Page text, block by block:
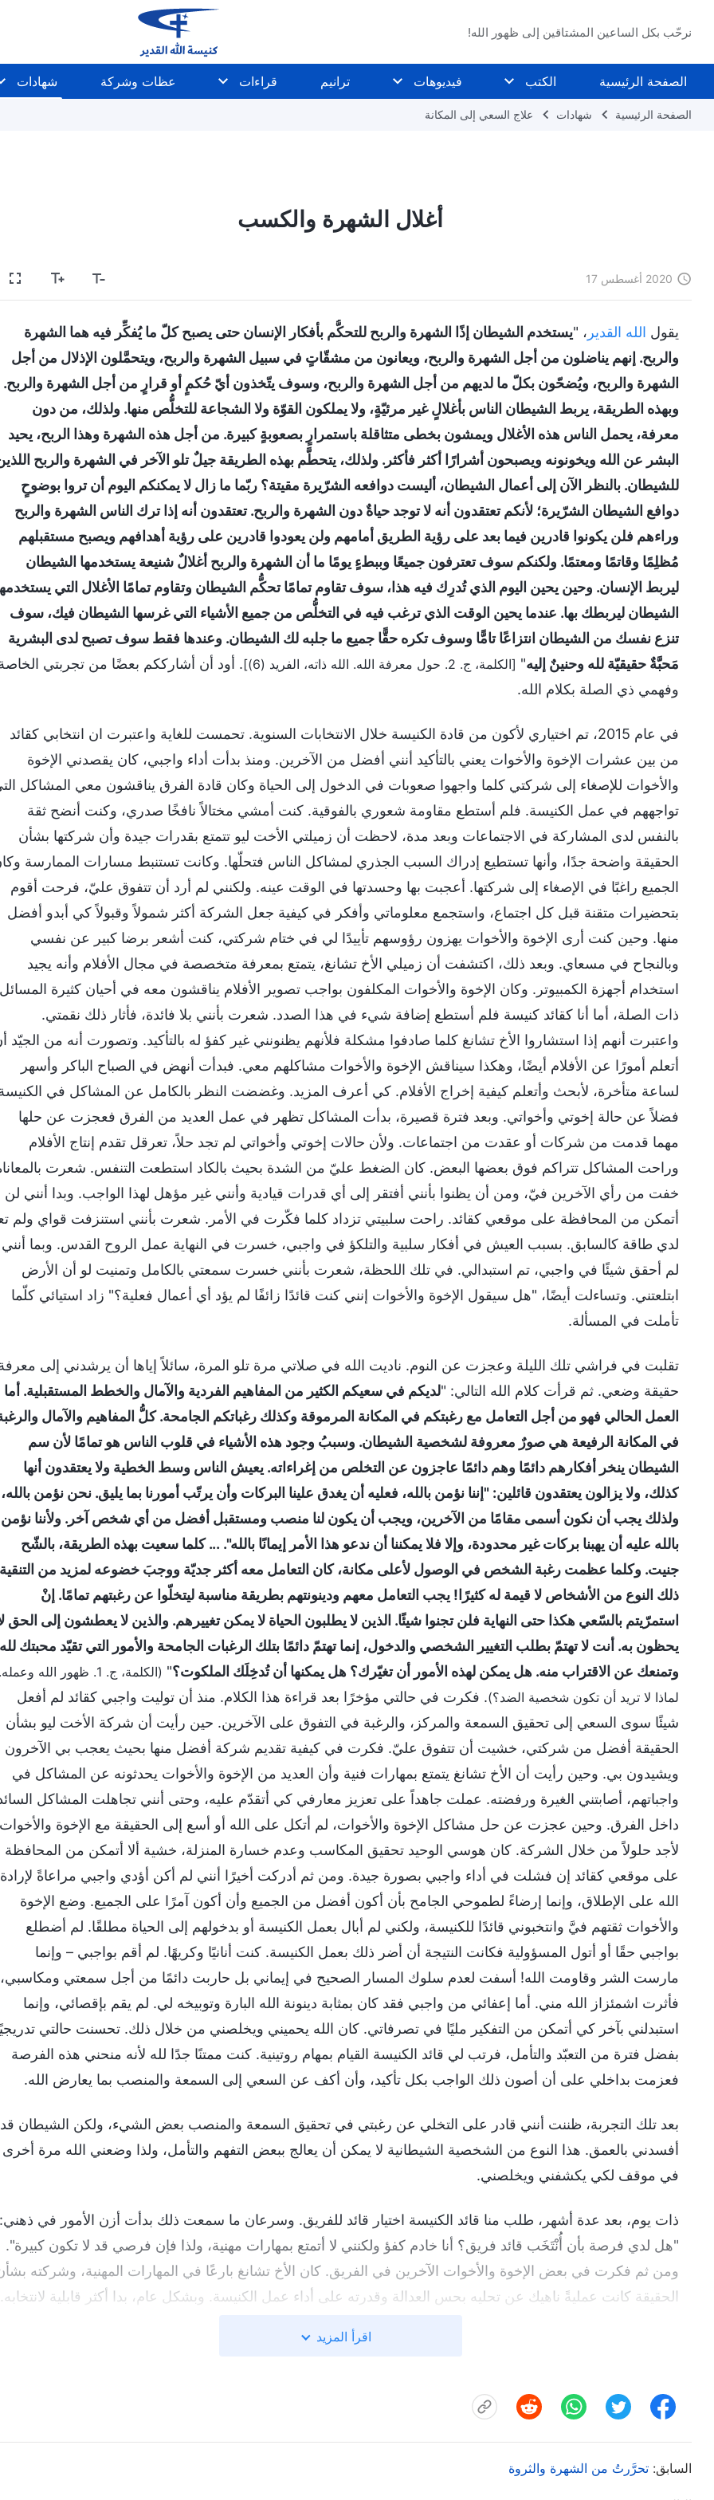
نرحّب بكل الساعين المشتاقين إلى ظهور الله!
الصفحة الرئيسية الكتب فيديوهات ترانيم قراءات عظات وشركة شهادات
الصفحة الرئيسية شهادات علاج السعي إلى المكانة
أغلال الشهرة والكسب
2020 أغسطس 17
يقول الله القدير ، "يستخدم الشيطان إذًا الشهرة والربح للتحكُّم بأفكار الإنسان حتى يصبح كلّ ما يُفكِّر فيه هما الشهرة
والربح. إنهم يناضلون من أجل الشهرة والربح، ويعانون من مشقّاتٍ في سبيل الشهرة والربح، ويتحمَّلون الإذلال من أجل
الشهرة والربح، ويُضحّون بكلّ ما لديهم من أجل الشهرة والربح، وسوف يتّخذون أيّ حُكمٍ أو قرارٍ من أجل الشهرة والربح.
وبهذه الطريقة، يربط الشيطان الناس بأغلالٍ غير مرئيّةٍ، ولا يملكون القوّة ولا الشجاعة للتخلُّص منها. ولذلك، من دون
معرفة، يحمل الناس هذه الأغلال ويمشون بخطى متثاقلة باستمرارٍ بصعوبةٍ كبيرة. من أجل هذه الشهرة وهذا الربح، يحيد
البشر عن الله ويخونونه ويصبحون أشرارًا أكثر فأكثر. ولذلك، يتحطَّم بهذه الطريقة جيلٌ تلو الآخر في الشهرة والربح
للشيطان. بالنظر الآن إلى أعمال الشيطان، أليست دوافعه الشرّيرة مقيتة؟ ربّما ما زال لا يمكنكم اليوم أن تروا بوضوحٍ
دوافع الشيطان الشرّيرة؛ لأنكم تعتقدون أنه لا توجد حياةٌ دون الشهرة والربح. تعتقدون أنه إذا ترك الناس الشهرة والربح
وراءهم فلن يكونوا قادرين فيما بعد على رؤية الطريق أمامهم ولن يعودوا قادرين على رؤية أهدافهم ويصبح مستقبلهم
مُظلِمًا وقاتمًا ومعتمًا. ولكنكم سوف تعترفون جميعًا وببطءٍ يومًا ما أن الشهرة والربح أغلالٌ شنيعة يستخدمها الشيطان
ليربط الإنسان. وحين يحين اليوم الذي تُدرِك فيه هذا، سوف تقاوم تمامًا تحكُّم الشيطان وتقاوم تمامًا الأغلال التي
الشيطان ليربطك بها. عندما يحين الوقت الذي ترغب فيه في التخلُّص من جميع الأشياء التي غرسها الشيطان فيك، سوف
تنزع نفسك من الشيطان انتزاعًا تامًّا وسوف تكره حقًّا جميع ما جلبه لك الشيطان. وعندها فقط سوف تصبح لدى البشرية
مَحبَّةٌ حقيقيّة لله وحنينٌ إليه" [الكلمة، ج. 2. حول معرفة الله. الله ذاته، الفريد (6)]
. أود أن أشارككم بعضًا من تجربتي
وفهمي ذي الصلة بكلام الله.
في عام 2015، تم اختياري لأكون من قادة الكنيسة خلال الانتخابات السنوية. تحمست للغاية واعتبرت ان انتخابي كقائد
من بين عشرات الإخوة والأخوات يعني بالتأكيد أنني أفضل من الآخرين. ومنذ بدأت أداء واجبي، كان يقصدني الإخوة
والأخوات للإصغاء إلى شركتي كلما واجهوا صعوبات في الدخول إلى الحياة وكان قادة الفرق يناقشون معي المشاكل
تواجههم في عمل الكنيسة. فلم أستطع مقاومة شعوري بالفوقية. كنت أمشي مختالاً نافخًا صدري، وكنت أنضح ثقة
بالنفس لدى المشاركة في الاجتماعات وبعد مدة، لاحظت أن زميلتي الأخت ليو تتمتع بقدرات جيدة وأن شركتها بشأن
الحقيقة واضحة جدًا، وأنها تستطيع إدراك السبب الجذري لمشاكل الناس فتحلّها. وكانت تستنبط مسارات الممارسة
الجميع راغبًا في الإصغاء إلى شركتها. أعجبت بها وحسدتها في الوقت عينه. ولكنني لم أرد أن تتفوق عليّ، فرحت أقوم
بتحضيرات متقنة قبل كل اجتماع، واستجمع معلوماتي وأفكر في كيفية جعل الشركة أكثر شمولاً وقبولاً كي أبدو أفضل
منها. وحين كنت أرى الإخوة والأخوات يهزون رؤوسهم تأييدًا لي في ختام شركتي، كنت أشعر برضا كبير عن نفسي
وبالنجاح في مسعاي. وبعد ذلك، اكتشفت أن زميلي الأخ تشانغ، يتمتع بمعرفة متخصصة في مجال الأفلام وأنه يجيد
استخدام أجهزة الكمبيوتر. وكان الإخوة والأخوات المكلفون بواجب تصوير الأفلام يناقشون معه في أحيان كثيرة المسائل
ذات الصلة، أما أنا كقائد كنيسة فلم أستطع إضافة شيء في هذا الصدد. شعرت بأنني بلا فائدة، فأثار ذلك نقمتي.
واعتبرت أنهم إذا استشاروا الأخ تشانغ كلما صادفوا مشكلة فلأنهم يظنونني غير كفؤ له بالتأكيد. وتصورت أنه من الجيّد
أتعلم أمورًا عن الأفلام أيضًا، وهكذا سيناقش الإخوة والأخوات مشاكلهم معي. فبدأت أنهض في الصباح الباكر وأسهر
لساعة متأخرة، لأبحث وأتعلم كيفية إخراج الأفلام. كي أعرف المزيد. وغضضت النظر بالكامل عن المشاكل في
فضلاً عن حالة إخوتي وأخواتي. وبعد فترة قصيرة، بدأت المشاكل تظهر في عمل العديد من الفرق فعجزت عن حلها
مهما قدمت من شركات أو عقدت من اجتماعات. ولأن حالات إخوتي وأخواتي لم تجد حلاً، تعرقل تقدم إنتاج الأفلام
وراحت المشاكل تتراكم فوق بعضها البعض. كان الضغط عليّ من الشدة بحيث بالكاد استطعت التنفس. شعرت
خفت من رأي الآخرين فيّ، ومن أن يظنوا بأنني أفتقر إلى أي قدرات قيادية وأنني غير مؤهل لهذا الواجب. وبدا أنني لن
أتمكن من المحافظة على موقعي كقائد. راحت سلبيتي تزداد كلما فكّرت في الأمر. شعرت بأنني استنزفت قواي ولم
لدي طاقة كالسابق. بسبب العيش في أفكار سلبية والتلكؤ في واجبي، خسرت في النهاية عمل الروح القدس. وبما أنني
لم أحقق شيئًا في واجبي، تم استبدالي. في تلك اللحظة، شعرت بأنني خسرت سمعتي بالكامل وتمنيت لو أن الأرض
ابتلعتني. وتساءلت أيضًا، "هل سيقول الإخوة والأخوات إنني كنت قائدًا زائفًا لم يؤد أي أعمال فعلية؟" زاد استيائي كلّما
تأملت في المسألة.
تقلبت في فراشي تلك الليلة وعجزت عن النوم. ناديت الله في صلاتي مرة تلو المرة، سائلاً إياها أن يرشدني إلى
حقيقة وضعي. ثم قرأت كلام الله التالي: "لديكم في سعيكم الكثير من المفاهيم الفردية والآمال والخطط المستقبلية. أما
العمل الحالي فهو من أجل التعامل مع رغبتكم في المكانة المرموقة وكذلك رغباتكم الجامحة. كلُّ المفاهيم والآمال
في المكانة الرفيعة هي صورٌ معروفة لشخصية الشيطان. وسببُ وجود هذه الأشياء في قلوب الناس هو تمامًا لأن سم
الشيطان ينخر أفكارهم دائمًا وهم دائمًا عاجزون عن التخلص من إغراءاته. يعيش الناس وسط الخطية ولا يعتقدون أنها
كذلك، ولا يزالون يعتقدون قائلين: "إننا نؤمن بالله، فعليه أن يغدق علينا البركات وأن يرتّب أمورنا بما يليق. نحن نؤمن بالله،
ولذلك يجب أن نكون أسمى مقامًا من الآخرين، ويجب أن يكون لنا منصب ومستقبل أفضل من أي شخص آخر. ولأننا نؤمن
بالله عليه أن يهبنا بركات غير محدودة، وإلا فلا يمكننا أن ندعو هذا الأمر إيمانًا بالله". ... كلما سعيت بهذه الطريقة، بالشّح
جنيت. وكلما عظمت رغبة الشخص في الوصول لأعلى مكانة، كان التعامل معه أكثر جديّة ووجبَ خضوعه لمزيد من
ذلك النوع من الأشخاص لا قيمة له كثيرًا! يجب التعامل معهم ودينونتهم بطريقة مناسبة ليتخلّوا عن رغبتهم تمامًا. إنْ
استمرّيتم بالسّعي هكذا حتى النهاية فلن تجنوا شيئًا. الذين لا يطلبون الحياة لا يمكن تغييرهم. والذين لا يعطشون إلى الحق
يحظون به. أنت لا تهتمّ بطلب التغيير الشخصي والدخول، إنما تهتمّ دائمًا بتلك الرغبات الجامحة والأمور التي تقيّد محبتك لله
وتمنعك عن الاقتراب منه. هل يمكن لهذه الأمور أن تغيّرك؟ هل يمكنها أن تُدخِلَك الملكوت؟"
(الكلمة، ج. 1. ظهور الله
لماذا لا تريد أن تكون شخصية الضد؟). فكرت في حالتي مؤخرًا بعد قراءة هذا الكلام. منذ أن توليت واجبي كقائد لم أفعل
شيئًا سوى السعي إلى تحقيق السمعة والمركز، والرغبة في التفوق على الآخرين. حين رأيت أن شركة الأخت ليو بشأن
الحقيقة أفضل من شركتي، خشيت أن تتفوق عليّ. فكرت في كيفية تقديم شركة أفضل منها بحيث يعجب بي الآخرون
ويشيدون بي. وحين رأيت أن الأخ تشانغ يتمتع بمهارات فنية وأن العديد من الإخوة والأخوات يحدثونه عن المشاكل في
واجباتهم، أصابتني الغيرة ورفضته. عملت جاهداً على تعزيز معارفي كي أتقدّم عليه، وحتى أنني تجاهلت المشاكل
داخل الفرق. وحين عجزت عن حل مشاكل الإخوة والأخوات، لم أتكل على الله أو أسع إلى الحقيقة مع الإخوة والأخوات
لأجد حلولاً من خلال الشركة. كان هوسي الوحيد تحقيق المكاسب وعدم خسارة المنزلة، خشية ألا أتمكن من المحافظة
على موقعي كقائد إن فشلت في أداء واجبي بصورة جيدة. ومن ثم أدركت أخيرًا أنني لم أكن أؤدي واجبي مراعاةً لإرادة
الله على الإطلاق، وإنما إرضاءً لطموحي الجامح بأن أكون أفضل من الجميع وأن أكون آمرًا على الجميع. وضع الإخوة
والأخوات ثقتهم فيَّ وانتخبوني قائدًا للكنيسة، ولكني لم أبال بعمل الكنيسة أو بدخولهم إلى الحياة مطلقًا. لم أضطلع
بواجبي حقًا أو أتول المسؤولية فكانت النتيجة أن أضر ذلك بعمل الكنيسة. كنت أنانيًا وكريهًا. لم أقم بواجبي – وإنما
مارست الشر وقاومت الله! أسفت لعدم سلوك المسار الصحيح في إيماني بل حاربت دائمًا من أجل سمعتي ومكاسبي،
فأثرت اشمئزاز الله مني. أما إعفائي من واجبي فقد كان بمثابة دينونة الله البارة وتوبيخه لي. لم يقم بإقصائي، وإنما
استبدلني بآخر كي أتمكن من التفكير مليًا في تصرفاتي. كان الله يحميني ويخلصني من خلال ذلك. تحسنت حالتي
بفضل فترة من التعبّد والتأمل، فرتب لي قائد الكنيسة القيام بمهام روتينية. كنت ممتنًا جدًا لله لأنه منحني هذه الفرصة
فعزمت بداخلي على أن أصون ذلك الواجب بكل تأكيد، وأن أكف عن السعي إلى السمعة والمنصب بما يعارض الله.
بعد تلك التجربة، ظننت أنني قادر على التخلي عن رغبتي في تحقيق السمعة والمنصب بعض الشيء، ولكن الشيطان قد
أفسدني بالعمق. هذا النوع من الشخصية الشيطانية لا يمكن أن يعالج ببعض التفهم والتأمل، ولذا وضعني الله مرة أخرى
في موقف لكي يكشفني ويخلصني.
ذات يوم، بعد عدة أشهر، طلب منا قائد الكنيسة اختيار قائد للفريق. وسرعان ما سمعت ذلك بدأت أزن الأمور في ذهني:
"هل لدي فرصة بأن أُنْتَخَب قائد فريق؟ أنا خادم كفؤ ولكنني لا أتمتع بمهارات مهنية، ولذا فإن فرصي قد لا تكون كبيرة".
ومن ثم فكرت في بعض الإخوة والأخوات الآخرين في الفريق. كان الأخ تشانغ بارعًا في المهارات المهنية، وشركته
الحقيقة كانت عمليةً ناهيك عن تحليه بحس العدالة وقدرته على أداء عمل الكنيسة. وبشكل عام، بدا أكثر قابلية لانتخابه.
سيأمرني. ألن يجعلني ذلك أبدو أقل شأنًا منه؟ تلك الفكرة أزعجتني جدًا. وحين حلّ يوم الانتخاب، لم أستطع تجنب
يناقشون معه أي صعوبات تعتري واجباتهم، وأن أعضاء الفرق الأخرى يناقشون عملهم معه طيلة الوقت – ما عزّز
في حال أصبح قائد الفريق، أفلن يكون أعلى شأنًا مني؟ وبناء على ذلك لم أعد راغبًا في منح صوتي له، ولكنني افتقرت
ولكن في تلك اللحظة، لمعت في ذهني فكرة مريعة: "إن كنت غير أهل لأكون قائدًا للفريق، فسأمنعه من أن يكون
اقرأ المزيد
السابق: تحرَّرتُ من الشهرة والثروة